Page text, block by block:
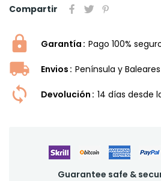
Compartir
Garantía Pago 100%
Envios Península y
Devolución 14 dí­as desde
Guarantee safe &